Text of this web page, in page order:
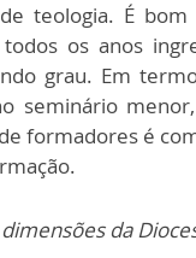
teologia. É
os anos
grau. Em
seminário
formadores é
da